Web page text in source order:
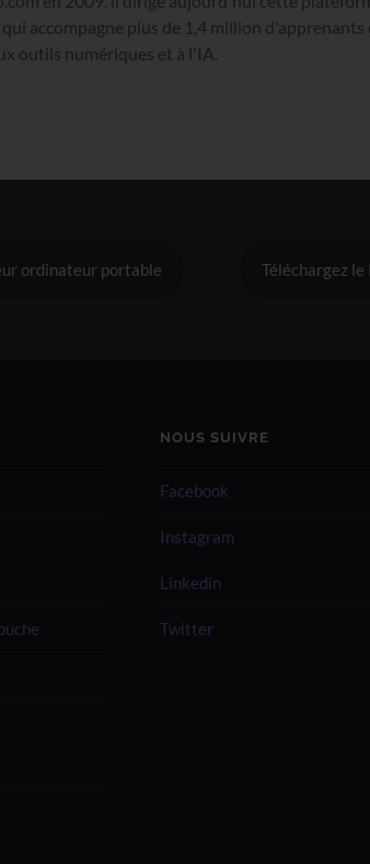
accompagne plus de 1,4 million d'apprenants
outils numériques et à l'IA.
ordinateur portable Téléchargez le
NOUS SUIVRE
Facebook
Instagram
Linkedin
Twitter